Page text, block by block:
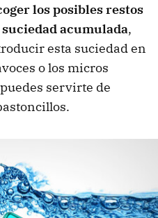
los posibles restos
acumulada,
esta suciedad en
o los micros
servirte de